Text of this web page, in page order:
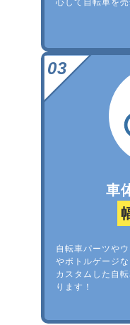
心して自転車を売
車
自転車パーツや
やボトルゲージ
カスタムした自
ります！